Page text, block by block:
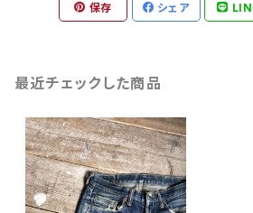
保存 シェア
最近チェックした商品